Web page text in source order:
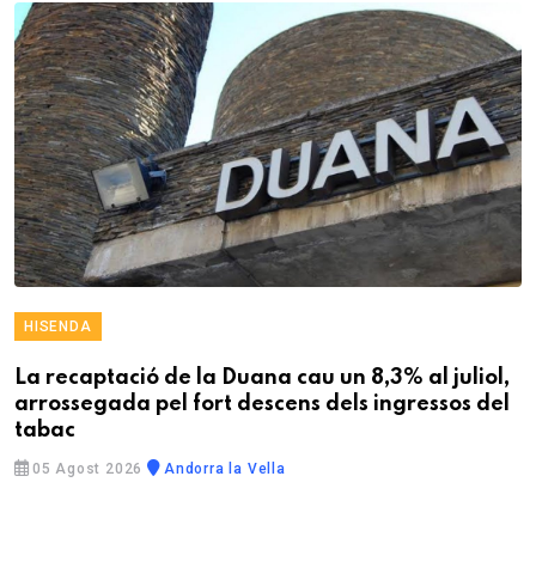
HISENDA
La recaptació de la Duana cau un 8,3% al juliol,
arrossegada pel fort descens dels ingressos del
tabac
05 Agost 2026 Andorra la Vella